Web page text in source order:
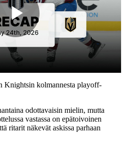
Play
Video
Knightsin kolmannesta playoff-
odottavaisin mielin, mutta
vastassa on epätoivoinen
ritarit näkevät askissa parhaan